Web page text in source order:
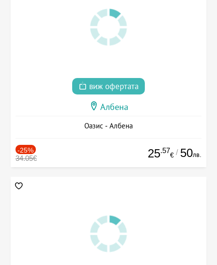
виж офертата
Албена
Оазис - Албена
-25%
34.05€ 25.57
€ / 50лв.